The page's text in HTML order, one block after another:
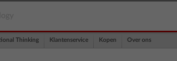
Thinking Klantenservice Kopen Over ons